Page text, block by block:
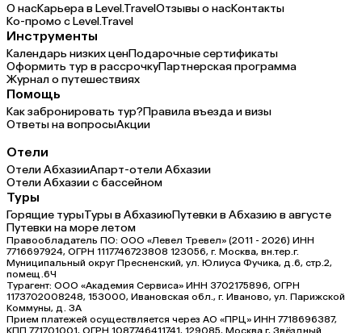
О насКарьера в Level.TravelОтзывы о насКонтакты
Ко-промо с Level.Travel
Инструменты
Календарь низких ценПодарочные сертификаты
Оформить тур в рассрочкуПартнерская программа
Журнал о путешествиях
Помощь
Как забронировать тур?Правила въезда и визы
Ответы на вопросыАкции
Отели
Отели АбхазииАпарт-отели Абхазии
Отели Абхазии с бассейном
Туры
Горящие турыТуры в АбхазиюПутевки в Абхазию в августе
Путевки на море летом
Правообладатель ПО: ООО «Левел Тревел» (2011 - 2026) ИНН
7716697924, ОГРН 1117746723808 123056, г. Москва, вн.тер.г.
Муниципальный округ Пресненский, ул. Юлиуса Фучика, д.6, стр.2,
помещ.6Ч
Турагент: ООО «Академия Сервиса» ИНН 3702175896, ОГРН
1173702008248, 153000, Ивановская обл., г. Иваново, ул. Парижской
Коммуны, д. ЗА
Прием платежей осуществляется через АО «ПРЦ» ИНН 7718696387,